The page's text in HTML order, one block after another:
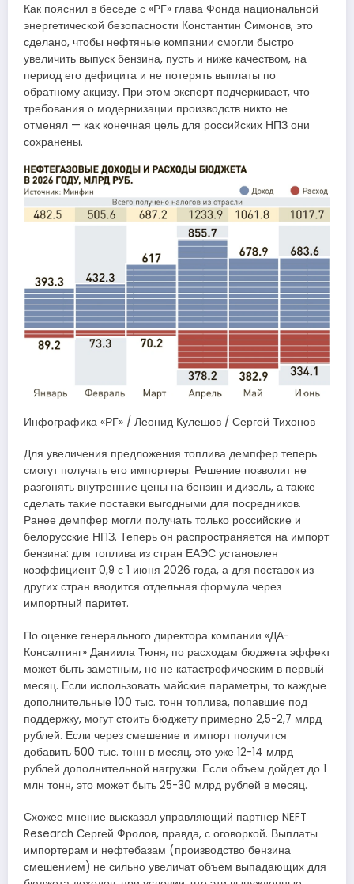
Как пояснил в беседе с «РГ» глава Фонда национальной
энергетической безопасности Константин Симонов, это
сделано, чтобы нефтяные компании смогли быстро
увеличить выпуск бензина, пусть и ниже качеством, на
период его дефицита и не потерять выплаты по
обратному акцизу. При этом эксперт подчеркивает, что
требования о модернизации производств никто не
отменял — как конечная цель для российских НПЗ они
сохранены.
Инфографика «РГ» / Леонид Кулешов / Сергей Тихонов
Для увеличения предложения топлива демпфер теперь
смогут получать его импортеры. Решение позволит не
разгонять внутренние цены на бензин и дизель, а также
сделать такие поставки выгодными для посредников.
Ранее демпфер могли получать только российские и
белорусские НПЗ. Теперь он распространяется на импорт
бензина: для топлива из стран ЕАЭС установлен
коэффициент 0,9 с 1 июня 2026 года, а для поставок из
других стран вводится отдельная формула через
импортный паритет.
По оценке генерального директора компании «ДА-
Консалтинг» Даниила Тюня, по расходам бюджета эффект
может быть заметным, но не катастрофическим в первый
месяц. Если использовать майские параметры, то каждые
дополнительные 100 тыс. тонн топлива, попавшие под
поддержку, могут стоить бюджету примерно 2,5-2,7 млрд
рублей. Если через смешение и импорт получится
добавить 500 тыс. тонн в месяц, это уже 12-14 млрд
рублей дополнительной нагрузки. Если объем дойдет до 1
млн тонн, это может быть 25-30 млрд рублей в месяц.
Схожее мнение высказал управляющий партнер NEFT
Research Сергей Фролов, правда, с оговоркой. Выплаты
импортерам и нефтебазам (производство бензина
смешением) не сильно увеличат объем выпадающих для